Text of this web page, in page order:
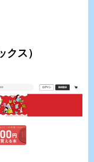
ス）